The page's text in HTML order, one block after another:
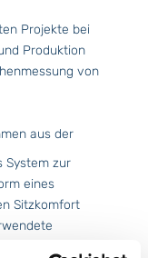
Projekte bei
Produktion
von
aus der
System zur
eines
Sitzkomfort